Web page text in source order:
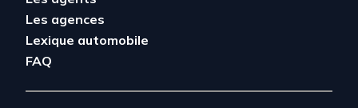
Les agences
Lexique automobile
FAQ